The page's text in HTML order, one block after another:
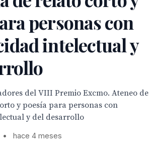
personas con
intelectual y
del VIII Premio Excmo. Ateneo de
y poesía para personas con
y del desarrollo
• hace 4 meses